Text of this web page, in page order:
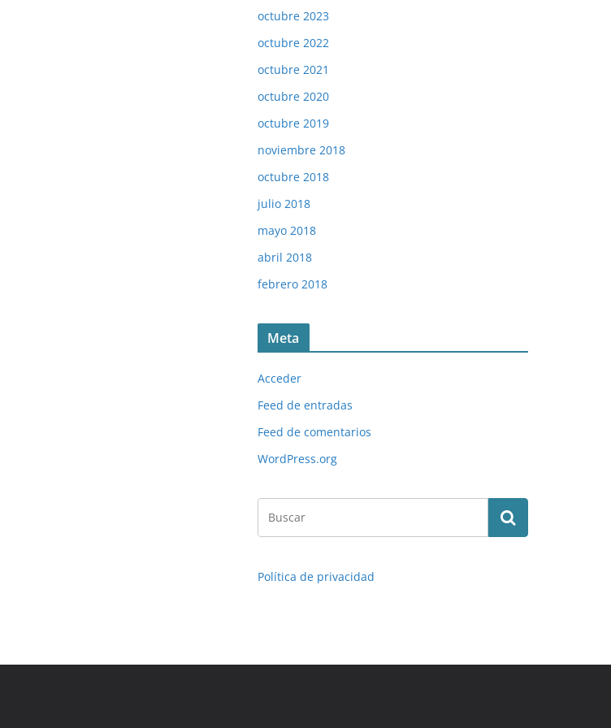
octubre 2023
octubre 2022
octubre 2021
octubre 2020
octubre 2019
noviembre 2018
octubre 2018
julio 2018
mayo 2018
abril 2018
febrero 2018
Meta
Acceder
Feed de entradas
Feed de comentarios
WordPress.org
Política de privacidad